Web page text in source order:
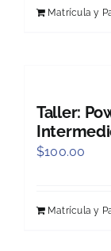
Matrícula y
Taller:
$100.00
Matrícula y